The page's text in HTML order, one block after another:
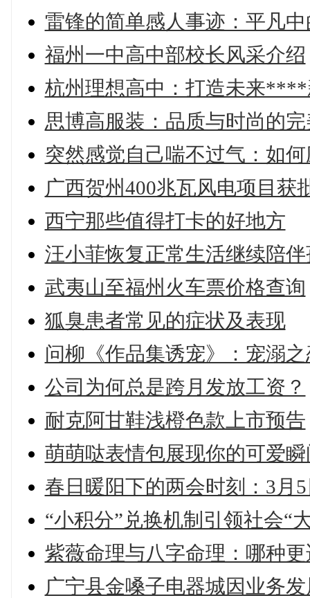
雷锋的简单感人事迹：平凡
福州一中高中部校长风采介绍
杭州理想高中：打造未来
思博高服装：品质与时尚的
突然感觉自己喘不过气：如
广西贺州400兆瓦风电项目获
西宁那些值得打卡的好地方
汪小菲恢复正常生活继续陪
武夷山至福州火车票价格查询
狐臭患者常见的症状及表现
问柳《作品集诱宠》：宠溺
公司为何总是跨月发放工资？
耐克阿甘鞋浅橙色款上市预告
萌萌哒表情包展现你的可爱瞬
春日暖阳下的两会时刻：3月
“小积分”兑换机制引领社会“
紫薇命理与八字命理：哪种
广宁县金嗓子电器城因业务